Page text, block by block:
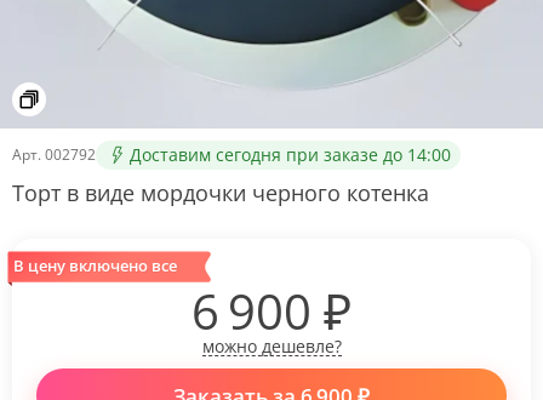
Арт. 002792 Доставим сегодня при заказе до 14:00
Торт в виде мордочки черного котенка
В цену включено все
6 900 ₽
можно дешевле?